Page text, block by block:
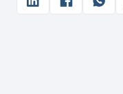
3. Gudang